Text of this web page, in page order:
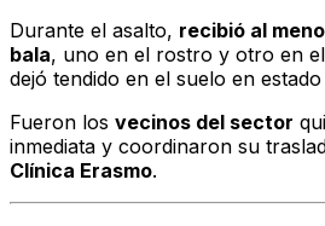
Durante el asalto, recibió al
bala, uno en el rostro y otro en
dejó tendido en el suelo en
Fueron los vecinos del sector
inmediata y coordinaron su
Clínica Erasmo.